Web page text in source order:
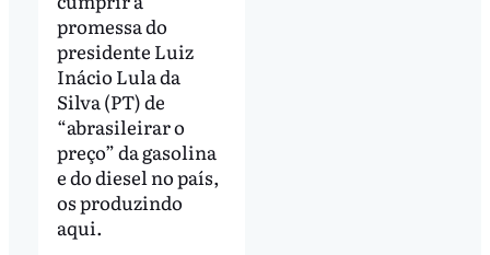
promessa do
presidente Luiz
Inácio Lula da
Silva (PT) de
“abrasileirar o
preço” da gasolina
e do diesel no país,
os produzindo
aqui.